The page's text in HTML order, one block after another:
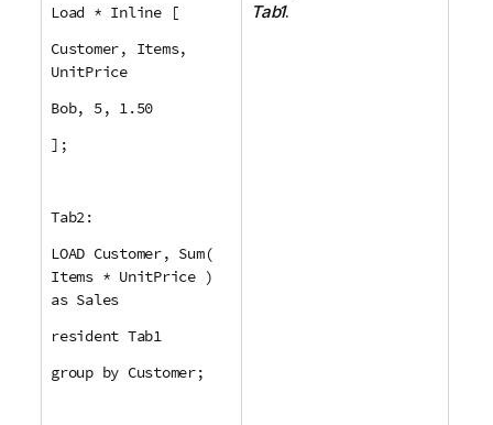
Load * Inline [
Customer, Items,
UnitPrice
Bob, 5, 1.50
];
Tab2:
LOAD Customer, Sum(
Items * UnitPrice )
as Sales
resident Tab1
group by Customer;
Tab1.